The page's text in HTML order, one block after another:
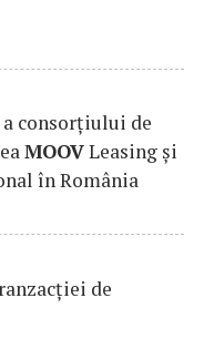
a consorțiului de
MOOVLeasing și
în România
de